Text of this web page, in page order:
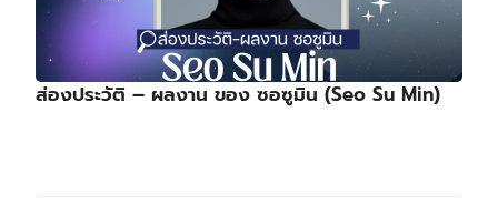
ส่องประวัติ – ผลงาน ของ ซอซูมิน (Seo Su Min)